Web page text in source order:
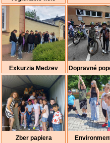
Exkurzia Medzev Dopravné
Zber papiera